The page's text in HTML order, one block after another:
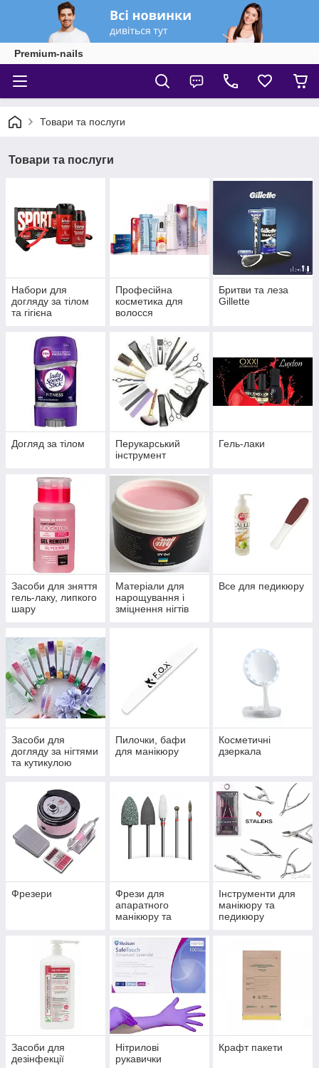
Premium-nails
Товари та послуги
Товари та послуги
Набори для
догляду за тілом
та гігієна
Професійна
косметика для
волосся
Бритви та леза
Gillette
Догляд за тілом
Перукарський
інструмент
Гель-лаки
Засоби для зняття
гель-лаку, липкого
шару
Матеріали для
нарощування і
зміцнення нігтів
Все для педикюру
Засоби для
догляду за нігтями
та кутикулою
Пилочки, бафи
для манікюру
Косметичні
дзеркала
Фрезери
Фрези для
апаратного
манікюру та
Інструменти для
манікюру та
педикюру
Засоби для
дезінфекції
Нітрилові
рукавички
Крафт пакети